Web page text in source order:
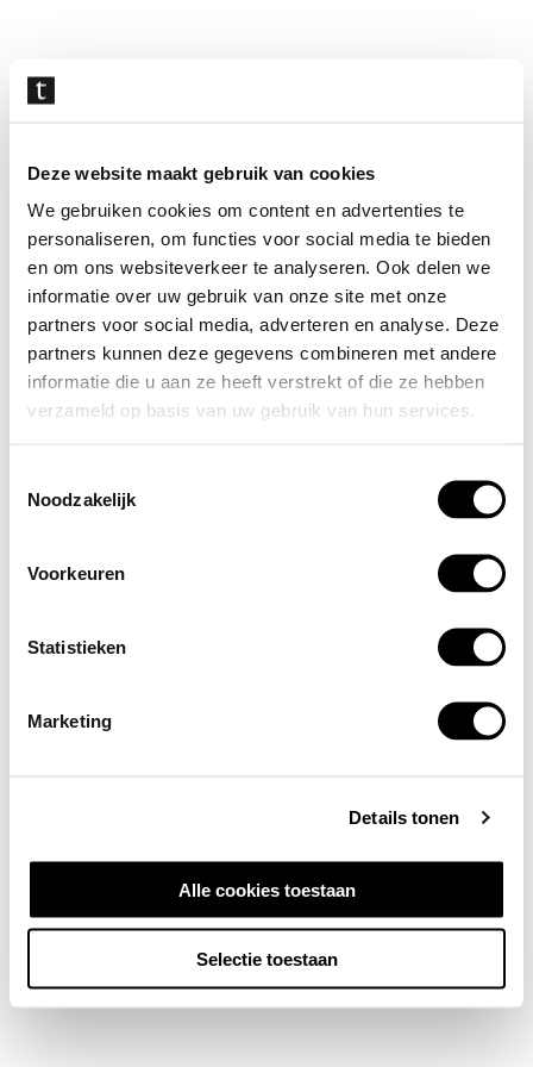
Deze website maakt gebruik van cookies
We gebruiken cookies om content en advertenties te
personaliseren, om functies voor social media te bieden
en om ons websiteverkeer te analyseren. Ook delen we
informatie over uw gebruik van onze site met onze
partners voor social media, adverteren en analyse. Deze
partners kunnen deze gegevens combineren met andere
informatie die u aan ze heeft verstrekt of die ze hebben
verzameld op basis van uw gebruik van hun services.
Noodzakelijk
Voorkeuren
Statistieken
Marketing
Details tonen
Alle cookies toestaan
Selectie toestaan
overslaan